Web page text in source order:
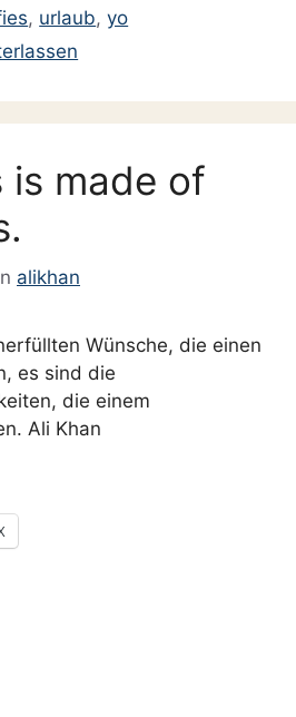
, urlaub,yo
is made of
alikhan
Wünsche, die einen
es sind die
die einem
Ali Khan